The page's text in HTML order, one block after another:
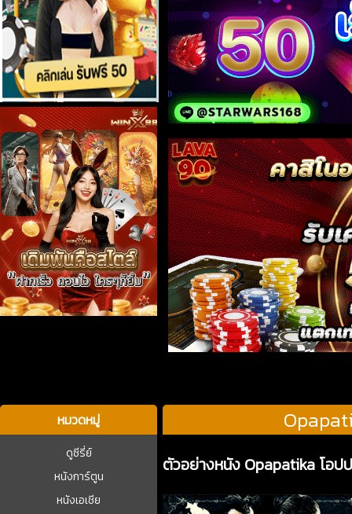
หมวดหมู่
ดูซีรี่ย์
หนังการ์ตูน
หนังเอเชีย
ตัวอย่างหนัง Opapatika โอป